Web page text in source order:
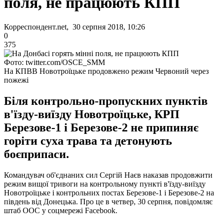
Корреспондент.net, 30 серпня 2018, 10:26
0
375
Фото: twitter.com/OSCE_SMM
На КПВВ Новотроїцьке продовжено режим Червоний через
пожежі
Біля контрольно-пропускних пунктів
в'їзду-виїзду Новотроїцьке, КРП
Березове-1 і Березове-2 не припиняє
горіти суха трава та детонують
боєприпаси.
Командувач об'єднаних сил Сергій Наєв наказав продовжити
режим вищої тривоги на контрольному пункті в'їзду-виїзду
Новотроїцьке і контрольних постах Березове-1 і Березове-2 на
південь від Донецька. Про це в четвер, 30 серпня, повідомляє
штаб ООС у соцмережі Facebook.